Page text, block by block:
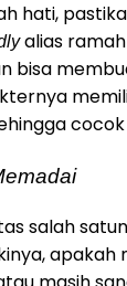
hati,
alias
bisa
salah
apakah